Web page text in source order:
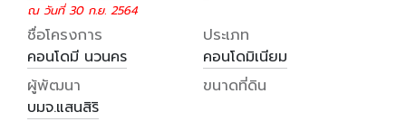
ณ วันที่ 30 ก.ย. 2564
ชื่อโครงการ
คอนโดมี นวนคร
ประเภท
คอนโดมิเนียม
ผู้พัฒนา
บมจ.แสนสิริ
ขนาดที่ดิน